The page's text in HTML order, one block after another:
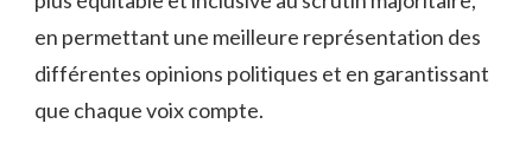
en permettant une meilleure représentation ​des
différentes opinions politiques ⁤et en garantissant
que chaque voix ⁢compte.